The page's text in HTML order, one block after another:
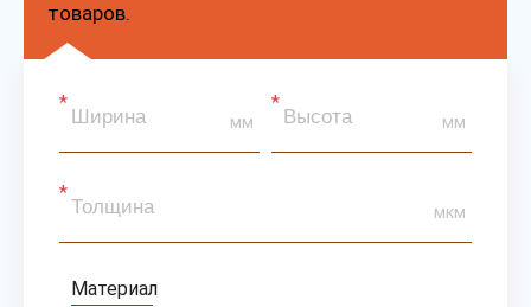
товаров.
мм мм
мкм
Материал